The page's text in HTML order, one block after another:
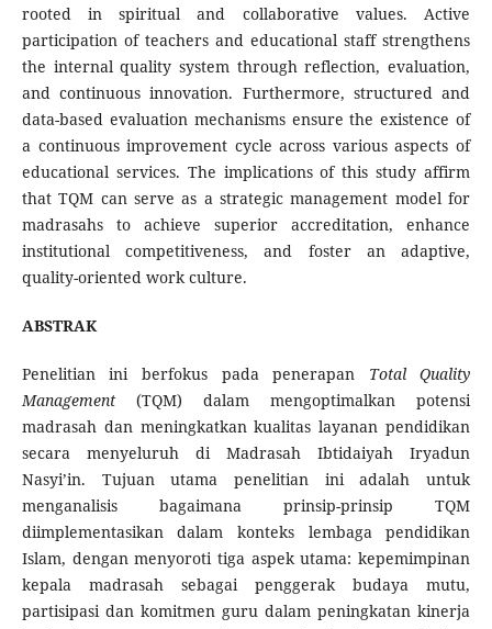
rooted in spiritual and collaborative values. Active
participation of teachers and educational staff strengthens
the internal quality system through reflection, evaluation,
and continuous innovation. Furthermore, structured and
data-based evaluation mechanisms ensure the existence of
a continuous improvement cycle across various aspects of
educational services. The implications of this study affirm
that TQM can serve as a strategic management model for
madrasahs to achieve superior accreditation, enhance
institutional competitiveness, and foster an adaptive,
quality-oriented work culture.
ABSTRAK
Penelitian ini berfokus pada penerapan Total Quality
Management(TQM) dalam mengoptimalkan potensi
madrasah dan meningkatkan kualitas layanan pendidikan
secara menyeluruh di Madrasah Ibtidaiyah Iryadun
Nasyi’in. Tujuan utama penelitian ini adalah untuk
menganalisis bagaimana prinsip-prinsip TQM
diimplementasikan dalam konteks lembaga pendidikan
Islam, dengan menyoroti tiga aspek utama: kepemimpinan
kepala madrasah sebagai penggerak budaya mutu,
partisipasi dan komitmen guru dalam peningkatan kinerja